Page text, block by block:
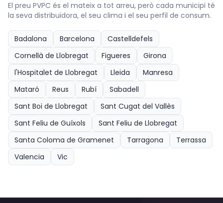
El preu PVPC és el mateix a tot arreu, però cada municipi té
la seva distribuïdora, el seu clima i el seu perfil de consum.
Badalona Barcelona
Castelldefels
Cornellà de Llobregat
Figueres
Girona
l'Hospitalet de Llobregat
Lleida
Manresa
Mataró
Reus Rubí
Sabadell
Sant Boi de Llobregat
Sant Cugat del Vallès
Sant Feliu de Guíxols
Sant Feliu de Llobregat
Santa Coloma de Gramenet
Tarragona
Terrassa
Valencia
Vic